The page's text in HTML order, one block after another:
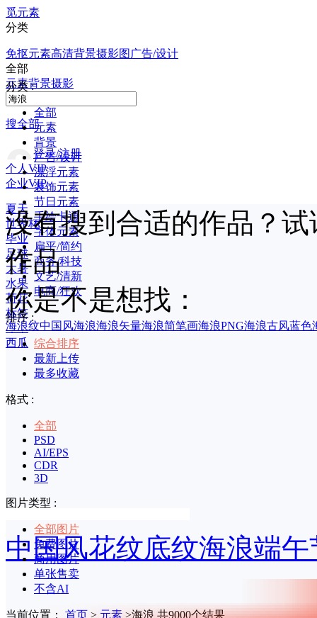
觅元素
分类
免抠元素高清背景摄影图 广告/设计
全部
元素背景摄影
搜全部
登录/注册
个人VIP
企业VIP
夏天
世界杯
毕业
足球
大暑
水果
荷花
标签
印章
西瓜
分类 :
全部
元素
背景
广告/设计
漂浮元素
装饰元素
节日元素
手绘卡通
字体元素
扁平/简约
商务/科技
文艺/清新
电商/狂欢
排序 :
综合排序
最新上传
最多收藏
格式 :
全部
PSD
AI/EPS
CDR
3D
图片类型 :
全部图片
免费图片
商用图片
单张售卖
不含AI
当前位置： 首页 > 元素 >海浪 共9000个结果
没有搜到合适的作品？
作品
你是不是想找：
海浪纹中国风海浪海浪矢量海浪简笔画海浪PNG海浪古风蓝色
中国风花纹底纹海浪端午